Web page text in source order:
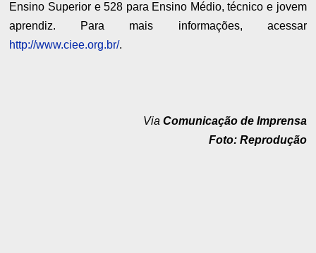
Ensino Superior e 528 para Ensino Médio, técnico e jovem
aprendiz. Para mais informações, acessar
http://www.ciee.org.br/.
Via Comunicação de Imprensa
Foto: Reprodução